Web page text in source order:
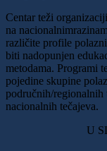
Centar teži
na nacionalnim
različite profile
biti nadopunjen
metodama. Programi
pojedine skupine
područnih/regionalnih
nacionalnih tečajeva.
U